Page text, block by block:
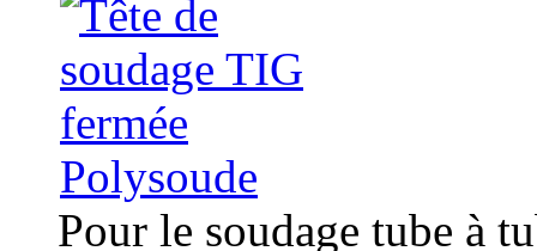
Pour le soudage tube à